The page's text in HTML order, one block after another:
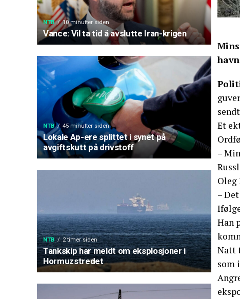
NTB 10 minutter siden
Vance: Vil ta tid å avslutte Iran-krigen
NTB 45 minutter siden
Lokale Ap-ere splittet i synet på
avgiftskutt på drivstoff
NTB 2 timer siden
Tankskip har meldt om eksplosjoner i
Hormuzstredet
Et
–
Oleg
–
Han
Natt
som